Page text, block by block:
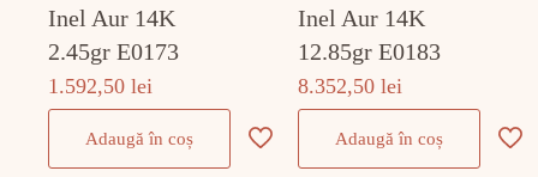
Inel Aur 14K
2.45gr E0173
1.592,50lei
Adaugă în coș
Inel Aur 14K
12.85gr E0183
8.352,50lei
Adaugă în coș